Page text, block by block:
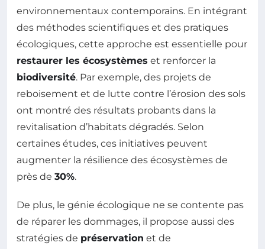
environnementaux contemporains. En intégrant
des méthodes scientifiques et des pratiques
écologiques, cette approche est essentielle pour
restaurer les écosystèmes et renforcer la
biodiversité. Par exemple, des projets de
reboisement et de lutte contre l’érosion des sols
ont montré des résultats probants dans la
revitalisation d’habitats dégradés. Selon
certaines études, ces initiatives peuvent
augmenter la résilience des écosystèmes de
près de 30%.
De plus, le génie écologique ne se contente pas
de réparer les dommages, il propose aussi des
stratégies de préservation et de